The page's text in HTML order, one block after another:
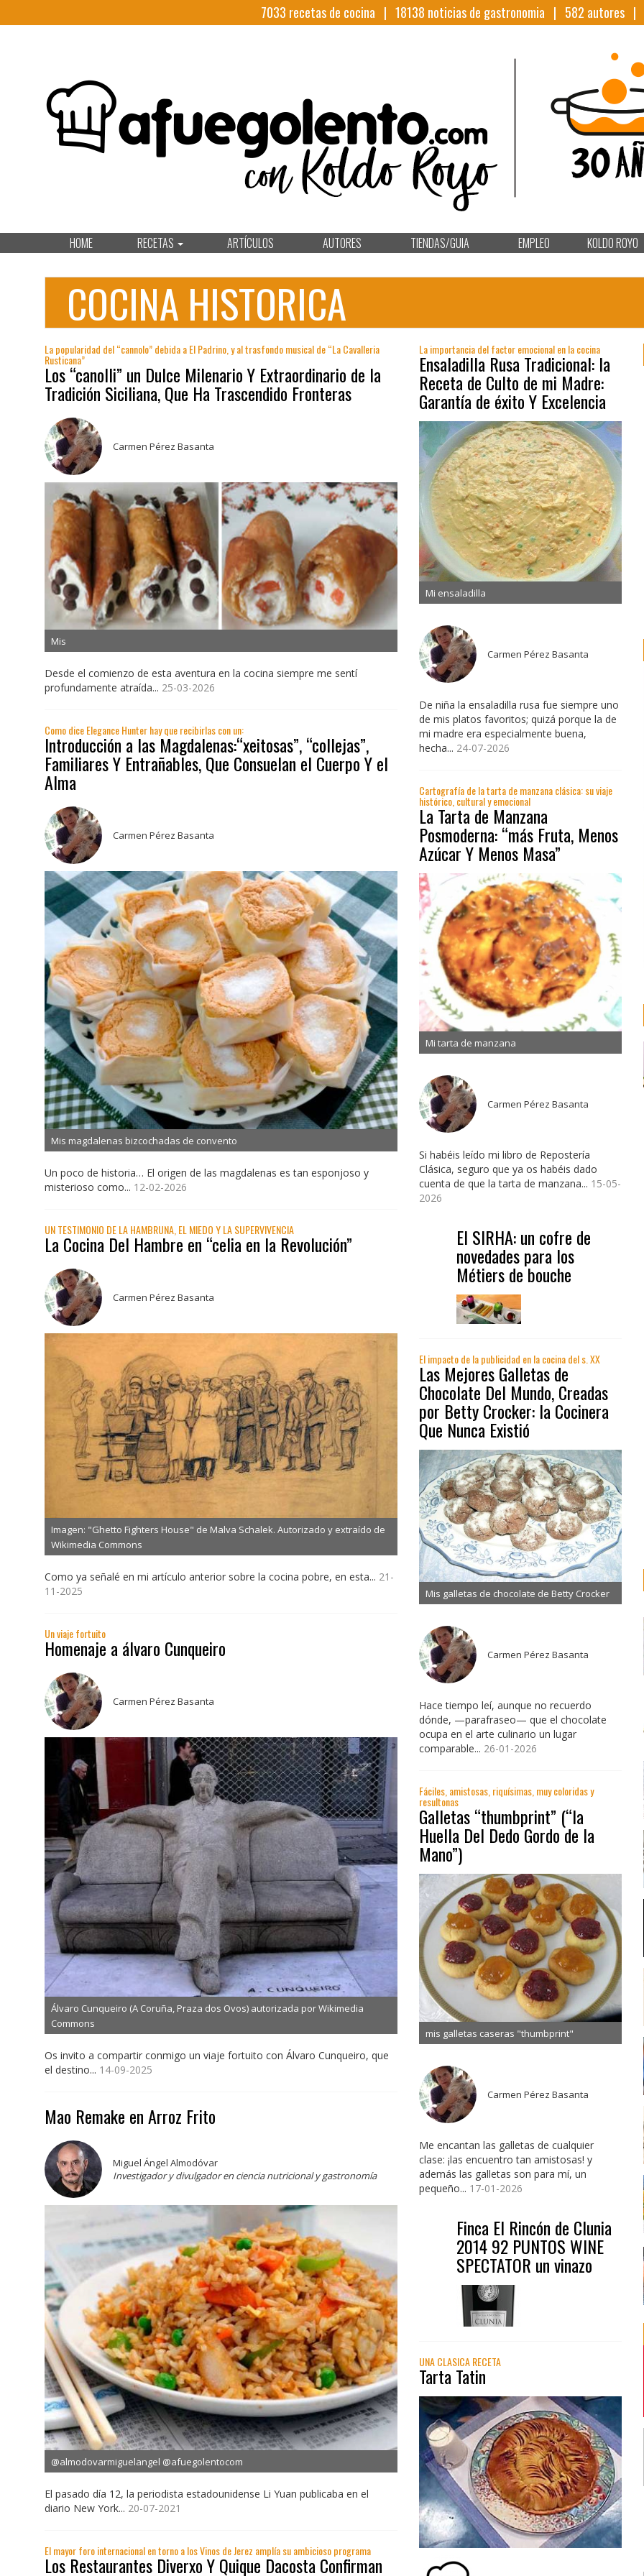
7033 recetas de cocina | 18138 noticias de gastronomia | 582 autores |
HOME RECETAS ARTÍCULOS AUTORES TIENDAS/GUIA EMPLEO KOLDO ROYO
COCINA HISTORICA
La popularidad del “cannolo” debida a El Padrino, y al trasfondo musical de “La Cavalleria
Rusticana”
Los “canolli” un Dulce Milenario Y Extraordinario de la
Tradición Siciliana, Que Ha Trascendido Fronteras
Carmen Pérez Basanta
Mis
Desde el comienzo de esta aventura en la cocina siempre me sentí
profundamente atraída... 25-03-2026
Como dice Elegance Hunter hay que recibirlas con un:
Introducción a las Magdalenas:“xeitosas”, “collejas”,
Familiares Y Entrañables, Que Consuelan el Cuerpo Y el
Alma
Carmen Pérez Basanta
Mis magdalenas bizcochadas de convento
Un poco de historia… El origen de las magdalenas es tan esponjoso y
misterioso como... 12-02-2026
UN TESTIMONIO DE LA HAMBRUNA, EL MIEDO Y LA SUPERVIVENCIA
La Cocina Del Hambre en “celia en la Revolución”
Carmen Pérez Basanta
Imagen: "Ghetto Fighters House" de Malva Schalek. Autorizado y extraído de
Wikimedia Commons
Como ya señalé en mi artículo anterior sobre la cocina pobre, en esta... 21-
11-2025
Un viaje fortuito
Homenaje a álvaro Cunqueiro
Carmen Pérez Basanta
Álvaro Cunqueiro (A Coruña, Praza dos Ovos) autorizada por Wikimedia
Commons
Os invito a compartir conmigo un viaje fortuito con Álvaro Cunqueiro, que
el destino... 14-09-2025
Mao Remake en Arroz Frito
Miguel Ángel Almodóvar
Investigador y divulgador en ciencia nutricional y gastronomía
@almodovarmiguelangel @afuegolentocom
El pasado día 12, la periodista estadounidense Li Yuan publicaba en el
diario New York... 20-07-2021
El mayor foro internacional en torno a los Vinos de Jerez amplía su ambicioso programa
Los Restaurantes Diverxo Y Quique Dacosta Confirman
La importancia del factor emocional en la cocina
Ensaladilla Rusa Tradicional: la
Receta de Culto de mi Madre:
Garantía de éxito Y Excelencia
Mi ensaladilla
Carmen Pérez Basanta
De niña la ensaladilla rusa fue siempre uno
de mis platos favoritos; quizá porque la de
mi madre era especialmente buena,
hecha... 24-07-2026
Cartografía de la tarta de manzana clásica: su viaje
histórico, cultural y emocional
La Tarta de Manzana
Posmoderna: “más Fruta, Menos
Azúcar Y Menos Masa”
Mi tarta de manzana
Carmen Pérez Basanta
Si habéis leído mi libro de Repostería
Clásica, seguro que ya os habéis dado
cuenta de que la tarta de manzana... 15-05-
2026
El SIRHA: un cofre de
novedades para los
Métiers de bouche
El impacto de la publicidad en la cocina del s. XX
Las Mejores Galletas de
Chocolate Del Mundo, Creadas
por Betty Crocker: la Cocinera
Que Nunca Existió
Mis galletas de chocolate de Betty Crocker
Carmen Pérez Basanta
Hace tiempo leí, aunque no recuerdo
dónde, —parafraseo— que el chocolate
ocupa en el arte culinario un lugar
comparable... 26-01-2026
Fáciles, amistosas, riquísimas, muy coloridas y
resultonas
Galletas “thumbprint” (“la
Huella Del Dedo Gordo de la
Mano”)
mis galletas caseras "thumbprint"
Carmen Pérez Basanta
Me encantan las galletas de cualquier
clase: ¡las encuentro tan amistosas! y
además las galletas son para mí, un
pequeño... 17-01-2026
Finca El Rincón de Clunia
2014 92 PUNTOS WINE
SPECTATOR un vinazo
UNA CLASICA RECETA
Tarta Tatin